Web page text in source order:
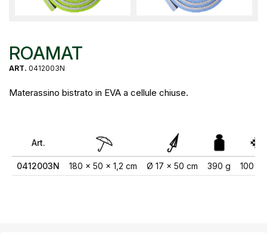
ROAMAT
ART. 0412003N
Materassino bistrato in EVA a cellule chiuse.
Art.
0412003N 180 x 50 x 1,2 cm Ø 17 x 50 cm 390 g 100%